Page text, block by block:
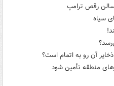
سالن رقص ترامپ
سیاه
آن رو به اتمام است؟
منطقه تأمین شود